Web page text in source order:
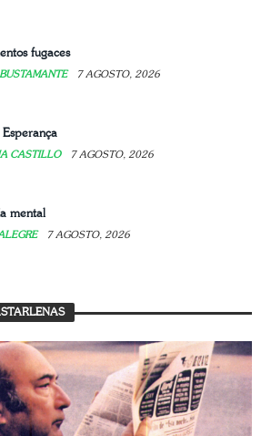
fugaces
7 AGOSTO, 2026
CASTILLO 7 AGOSTO, 2026
mental
7 AGOSTO, 2026